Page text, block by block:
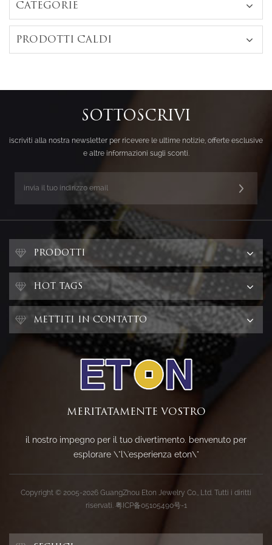
CATEGORIE
PRODOTTI CALDI
SOTTOSCRIVI
iscriviti alla nostra newsletter per ricevere le ultime notizie, offerte esclusive
e altre informazioni sugli sconti.
PRODOTTI
HOT TAGS
METTITI IN CONTATTO
MERITATAMENTE VOSTRO
il nostro impegno per il tuo divertimento. benvenuto per
esplorare \"l\'esperienza eton\"
Copyright © 2005-2026 GuangZhou Eton Jewelry Co., Ltd. Tutti i diritti
riservati. 粤ICP备05105490号-1